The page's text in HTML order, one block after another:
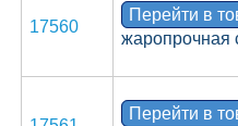
17560
Перейти в
жаропрочная
Перейти в